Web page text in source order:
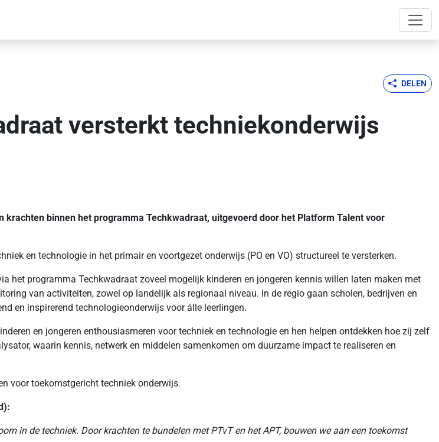
DELEN
versterkt techniekonderwijs
binnen het programma Techkwadraat, uitgevoerd door het Platform Talent voor
en technologie in het primair en voortgezet onderwijs (PO en VO) structureel te versterken.
het programma Techkwadraat zoveel mogelijk kinderen en jongeren kennis willen laten maken met
van activiteiten, zowel op landelijk als regionaal niveau. In de regio gaan scholen, bedrijven en
en inspirerend technologieonderwijs voor álle leerlingen.
en jongeren enthousiasmeren voor techniek en technologie en hen helpen ontdekken hoe zij zelf
waarin kennis, netwerk en middelen samenkomen om duurzame impact te realiseren en
voor toekomstgericht techniek onderwijs.
in de techniek. Door krachten te bundelen met PTvT en het APT, bouwen we aan een toekomst